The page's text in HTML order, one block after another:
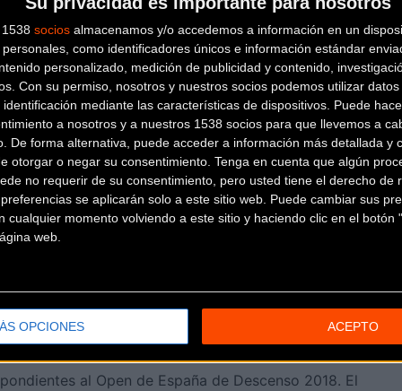
socios almacenamos y/o accedemos a información en un
como identificadores únicos e información estándar
personalizado, medición de publicidad y contenido,
Con su permiso, nosotros y nuestros socios podemos utilizar
mediante las características de dispositivos. Puede
a nosotros y a nuestros 1538 socios para que llevemos a
De forma alternativa, puede acceder a información más detallada y
otorgar o negar su consentimiento. Tenga en cuenta que algún
no requerir de su consentimiento, pero usted tiene el derecho de
se aplicarán solo a este sitio web. Puede cambiar sus
cualquier momento volviendo a este sitio y haciendo clic en el botón
web.
OPCIONES ACEPTO
y Sergio Álvarez el mejor chico cadete.
con más de 50 corredores compitiendo en
se impuso en Máster 40, y Cristóbal Jover haría lo
27 de este mismo mes en el Open de España de
a vuestra disposición enopendescenso.com
al Open de España de Descenso 2018. El